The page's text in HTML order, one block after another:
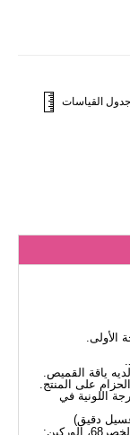
جدول القياسات
الأولى.
ياقة القميص.
على المنتج.
اللونية في
الطول: 160 سم، الصدر: 86 سم، الخصر68، الوركين: